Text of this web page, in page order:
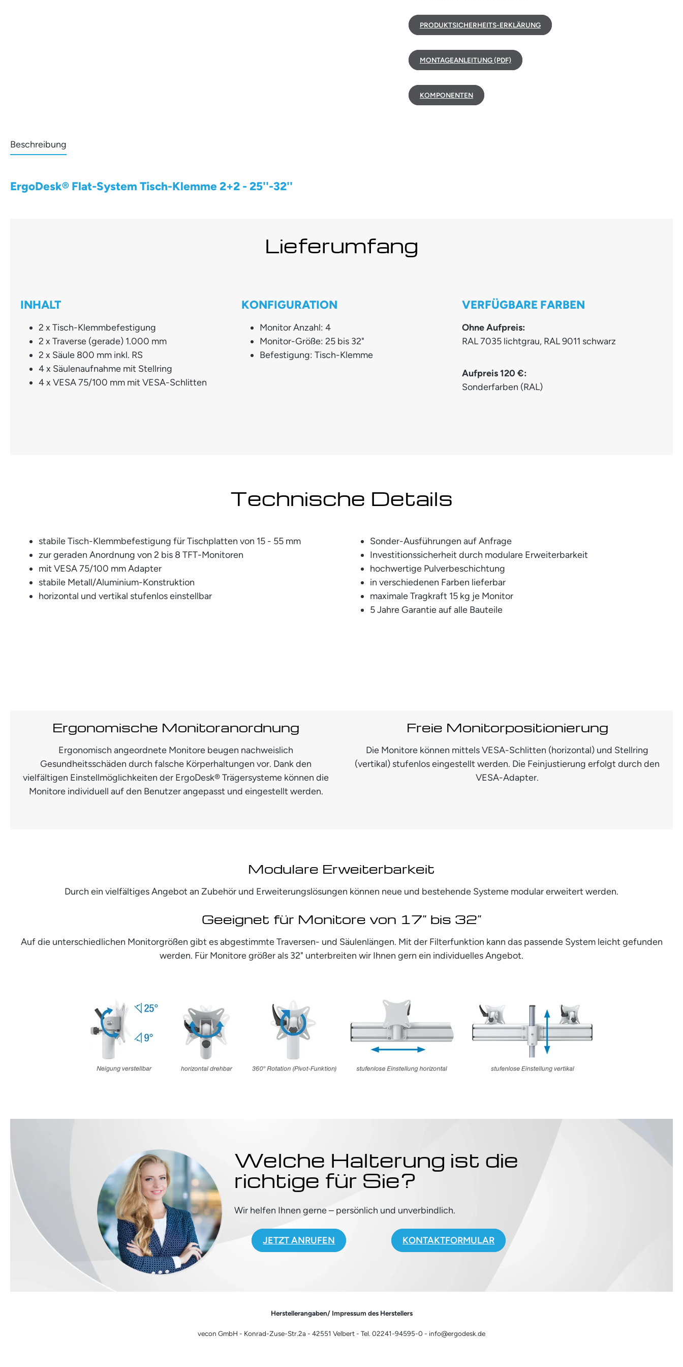
PRODUKTSICHERHEITS-ERKLÄRUNG
MONTAGEANLEITUNG (PDF)
KOMPONENTEN
Beschreibung
ErgoDesk® Flat-System Tisch-Klemme 2+2 - 25''-32''
Lieferumfang
INHALT
2 x Tisch-Klemmbefestigung
2 x Traverse (gerade) 1.000 mm
2 x Säule 800 mm inkl. RS
4 x Säulenaufnahme mit Stellring
4 x VESA 75/100 mm mit VESA-Schlitten
KONFIGURATION
Monitor Anzahl: 4
Monitor-Größe: 25 bis 32"
Befestigung: Tisch-Klemme
VERFÜGBARE FARBEN
Ohne Aufpreis:
RAL 7035 lichtgrau, RAL 9011 schwarz
Aufpreis 120 €:
Sonderfarben (RAL)
Technische Details
stabile Tisch-Klemmbefestigung für Tischplatten von 15 - 55 mm
zur geraden Anordnung von 2 bis 8 TFT-Monitoren
mit VESA 75/100 mm Adapter
stabile Metall/Aluminium-Konstruktion
horizontal und vertikal stufenlos einstellbar
Sonder-Ausführungen auf Anfrage
Investitionssicherheit durch modulare Erweiterbarkeit
hochwertige Pulverbeschichtung
in verschiedenen Farben lieferbar
maximale Tragkraft 15 kg je Monitor
5 Jahre Garantie auf alle Bauteile
Ergonomische Monitoranordnung
Ergonomisch angeordnete Monitore beugen nachweislich
Gesundheitsschäden durch falsche Körperhaltungen vor. Dank den
vielfältigen Einstellmöglichkeiten der ErgoDesk® Trägersysteme können die
Monitore individuell auf den Benutzer angepasst und eingestellt werden.
Freie Monitorpositionierung
Die Monitore können mittels VESA-Schlitten (horizontal) und Stellring
(vertikal) stufenlos eingestellt werden. Die Feinjustierung erfolgt durch den
VESA-Adapter.
Modulare Erweiterbarkeit
Durch ein vielfältiges Angebot an Zubehör und Erweiterungslösungen können neue und bestehende Systeme modular erweitert werden.
Geeignet für Monitore von 17” bis 32”
Auf die unterschiedlichen Monitorgrößen gibt es abgestimmte Traversen- und Säulenlängen. Mit der Filterfunktion kann das passende System leicht gefunden
werden. Für Monitore größer als 32" unterbreiten wir Ihnen gern ein individuelles Angebot.
Welche Halterung ist die
richtige für Sie?
Wir helfen Ihnen gerne – persönlich und unverbindlich.
JETZT ANRUFEN KONTAKTFORMULAR
Herstellerangaben/ Impressum des Herstellers
vecon GmbH - Konrad-Zuse-Str.2a - 42551 Velbert - Tel. 02241-94595-0 - info@ergodesk.de